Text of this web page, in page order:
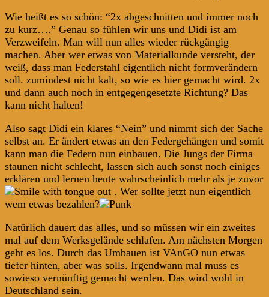
Wie heißt es so schön: “2x abgeschnitten und immer noch
zu kurz….” Genau so fühlen wir uns und Didi ist am
Verzweifeln. Man will nun alles wieder rückgängig
machen. Aber wer etwas von Materialkunde versteht, der
weiß, dass man Federstahl eigentlich nicht formverändern
soll. zumindest nicht kalt, so wie es hier gemacht wird. 2x
und dann auch noch in entgegengesetzte Richtung? Das
kann nicht halten!
Also sagt Didi ein klares “Nein” und nimmt sich der Sache
selbst an. Er ändert etwas an den Federgehängen und somit
kann man die Federn nun einbauen. Die Jungs der Firma
staunen nicht schlecht, lassen sich auch sonst noch einiges
erklären und lernen heute wahrscheinlich mehr als je zuvor
. Wer sollte jetzt nun eigentlich
wem etwas bezahlen?
Natürlich dauert das alles, und so müssen wir ein zweites
mal auf dem Werksgelände schlafen. Am nächsten Morgen
geht es los. Durch das Umbauen ist VAnGO nun etwas
tiefer hinten, aber was solls. Irgendwann mal muss es
sowieso vernünftig gemacht werden. Das wird wohl in
Deutschland sein.